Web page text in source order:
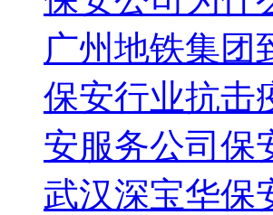
广州地铁集团
保安行业抗
安服务公司保
武汉深宝华保